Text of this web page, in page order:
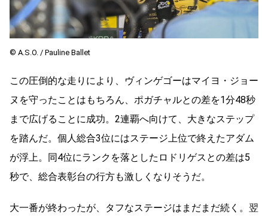
©︎ A.S.O. / Pauline Ballet
この圧倒的な走りにより、ヴィンゲゴーはマイヨ・ジョー
ヌを守ったことはもちろん、ポガチャルとの差を1分48秒
まで広げることに成功。2連覇へ向けて、大きなステップ
を踏んだ。個人総合3位にはステージ上位で終えたアダム
が浮上。同4位にランクを落としたロドリゲスとの差は5
秒で、総合表彰台の行方も激しくなりそうだ。
大一番が終わったが、タフなステージはまだまだ続く。翌